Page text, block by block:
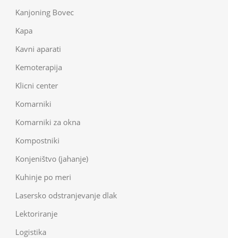
Kanjoning Bovec
Kapa
Kavni aparati
Kemoterapija
Klicni center
Komarniki
Komarniki za okna
Kompostniki
Konjeništvo (jahanje)
Kuhinje po meri
Lasersko odstranjevanje dlak
Lektoriranje
Logistika